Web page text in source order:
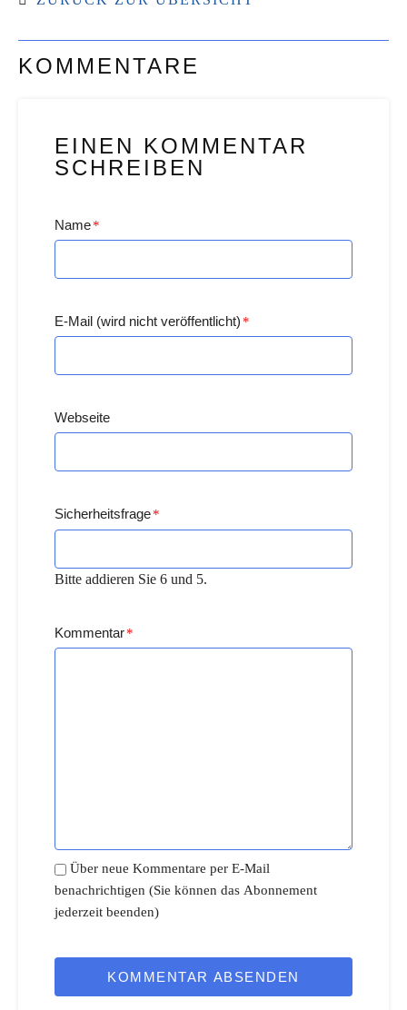
KOMMENTARE
EINEN KOMMENTAR
SCHREIBEN
Name*
E-Mail (wird nicht veröffentlicht) *
Webseite
Sicherheitsfrage*
Bitte addieren Sie 6 und 5.
Kommentar*
Über neue Kommentare per E-Mail
benachrichtigen (Sie können das Abonnement
jederzeit beenden)
KOMMENTAR ABSENDEN